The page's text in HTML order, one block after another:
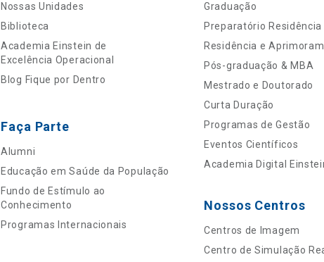
Nossas Unidades
Biblioteca
Academia Einstein de
Excelência Operacional
Blog Fique por Dentro
Faça Parte
Alumni
Educação em Saúde da População
Fundo de Estímulo ao
Conhecimento
Programas Internacionais
Graduação
Preparatório Residência
Residência e
Pós-graduação & MBA
Mestrado e Doutorado
Curta Duração
Programas de Gestão
Eventos Científicos
Academia Digital
Nossos Centros
Centros de Imagem
Centro de Simulação